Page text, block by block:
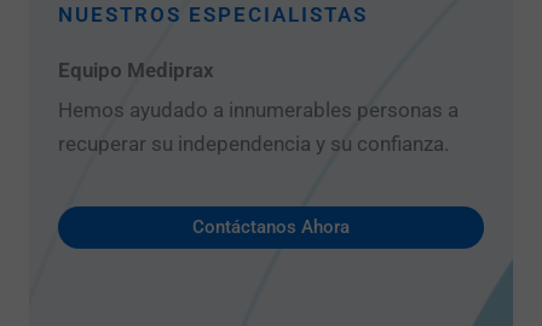
NUESTROS ESPECIALISTAS
Equipo Mediprax
Hemos ayudado a innumerables personas a
recuperar su independencia y su confianza.
Contáctanos Ahora